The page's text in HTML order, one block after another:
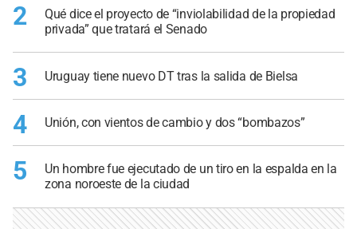
2
Qué dice el proyecto de “inviolabilidad de la propiedad
privada” que tratará el Senado
3 Uruguay tiene nuevo DT tras la salida de Bielsa
4 Unión, con vientos de cambio y dos “bombazos”
5
Un hombre fue ejecutado de un tiro en la espalda en la
zona noroeste de la ciudad